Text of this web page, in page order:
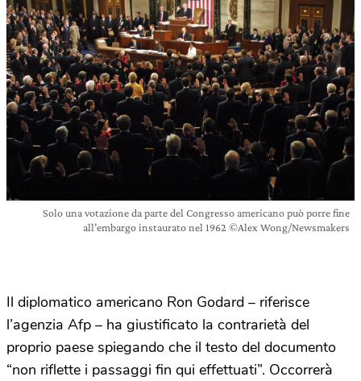
Solo una votazione da parte del Congresso americano può porre fine
all’embargo instaurato nel 1962 ©Alex Wong/Newsmakers
Il diplomatico americano Ron Godard – riferisce
l’agenzia Afp – ha giustificato la contrarietà del
proprio paese spiegando che il testo del documento
“non riflette i passaggi fin qui effettuati”. Occorrerà